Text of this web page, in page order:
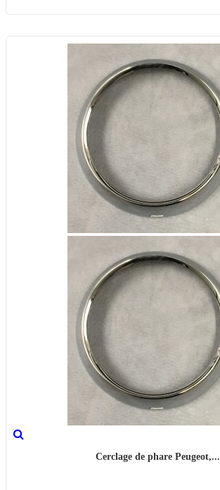
Cerclage de phare Peugeot,...